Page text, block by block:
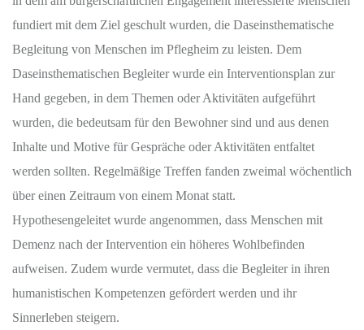
fundiert mit dem Ziel geschult wurden, die Daseinsthematische
Begleitung von Menschen im Pflegheim zu leisten. Dem
Daseinsthematischen Begleiter wurde ein Interventionsplan zur
Hand gegeben, in dem Themen oder Aktivitäten aufgeführt
wurden, die bedeutsam für den Bewohner sind und aus denen
Inhalte und Motive für Gespräche oder Aktivitäten entfaltet
werden sollten. Regelmäßige Treffen fanden zweimal wöchentlich
über einen Zeitraum von einem Monat statt.
Hypothesengeleitet wurde angenommen, dass Menschen mit
Demenz nach der Intervention ein höheres Wohlbefinden
aufweisen. Zudem wurde vermutet, dass die Begleiter in ihren
humanistischen Kompetenzen gefördert werden und ihr
Sinnerleben steigern.